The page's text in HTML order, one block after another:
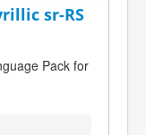
sr-RS
Pack for